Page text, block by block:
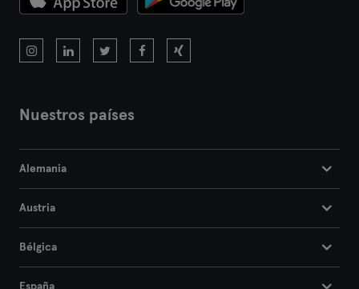
Nuestros países
Alemania
Austria
Bélgica
España